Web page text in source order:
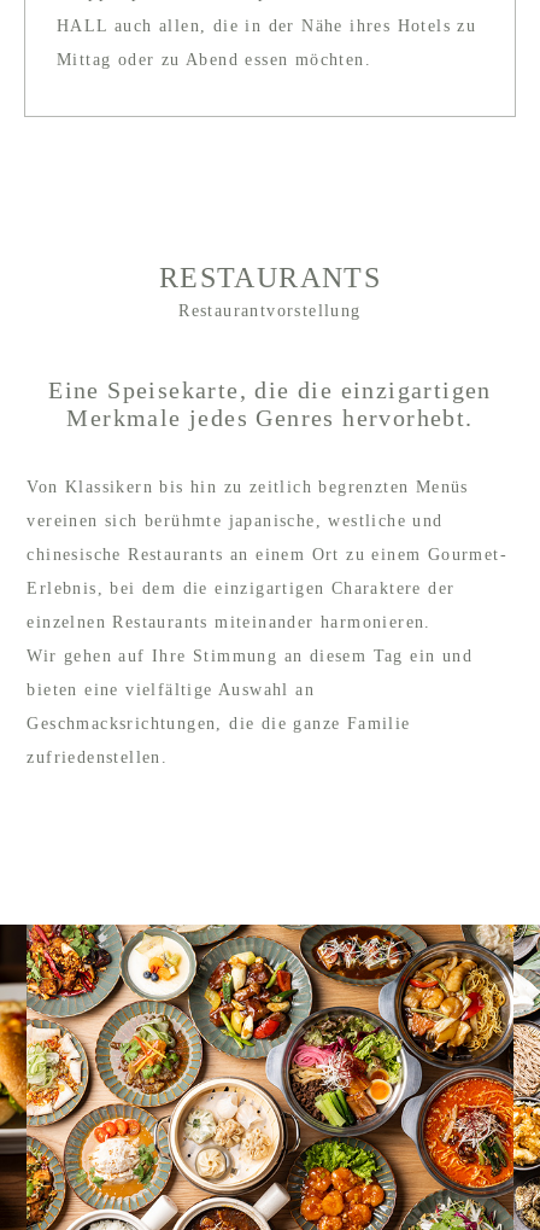
HALL auch allen, die in der Nähe ihres Hotels zu
Mittag oder zu Abend essen möchten.
RESTAURANTS
Restaurantvorstellung
Eine Speisekarte, die die einzigartigen
Merkmale jedes Genres hervorhebt.
Von Klassikern bis hin zu zeitlich begrenzten Menüs
vereinen sich berühmte japanische, westliche und
chinesische Restaurants an einem Ort zu einem Gourmet-
Erlebnis, bei dem die einzigartigen Charaktere der
einzelnen Restaurants miteinander harmonieren.
Wir gehen auf Ihre Stimmung an diesem Tag ein und
bieten eine vielfältige Auswahl an
Geschmacksrichtungen, die die ganze Familie
zufriedenstellen.